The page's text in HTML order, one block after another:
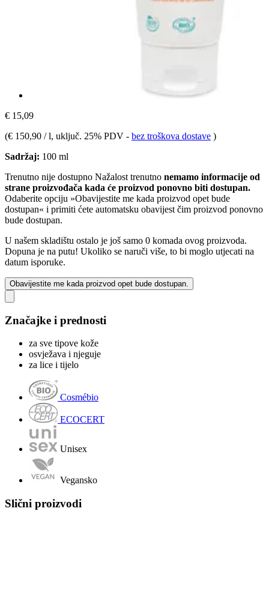
€ 15,09
(€ 150,90 / l, uključ. 25% PDV - bez troškova dostave )
Sadržaj: 100 ml
Trenutno nije dostupno Nažalost trenutno nemamo informacije od
strane proizvođača kada će proizvod ponovno biti dostupan.
Odaberite opciju »Obavijestite me kada proizvod opet bude
dostupan« i primiti ćete automatsku obavijest čim proizvod ponovno
bude dostupan.
U našem skladištu ostalo je još samo 0 komada ovog proizvoda.
Dopuna je na putu! Ukoliko se naruči više, to bi moglo utjecati na
datum isporuke.
Obavijestite me kada proizvod opet bude dostupan.
Značajke i prednosti
za sve tipove kože
osvježava i njeguje
za lice i tijelo
Cosmébio
ECOCERT
Unisex
Vegansko
Slični proizvodi